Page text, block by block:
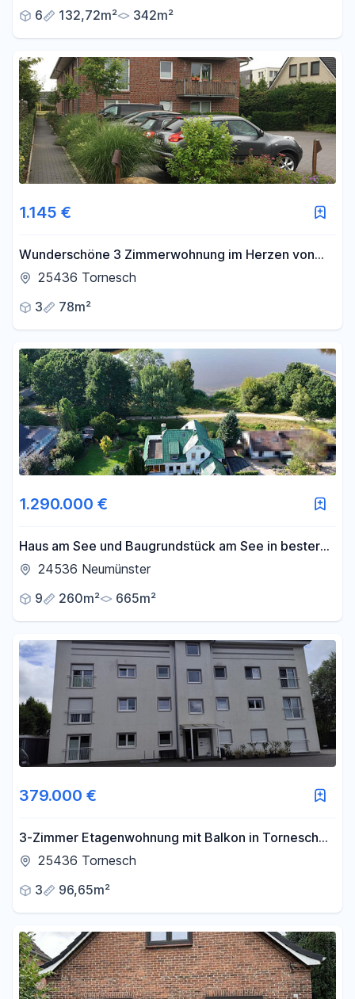
6
132,72m² 342m²
1.145 €
Wunderschöne 3 Zimmerwohnung im Herzen von
Tornesch zu vermieten
25436 Tornesch
3
78m²
1.290.000 €
Haus am See und Baugrundstück am See in bester
Wohnlage in 1.Seereihe,Seeblick,Villa am See,Kamin
24536 Neumünster
9
260m² 665m²
379.000 €
3-Zimmer Etagenwohnung mit Balkon in Tornesch
zum Verkauf
25436 Tornesch
3
96,65m²